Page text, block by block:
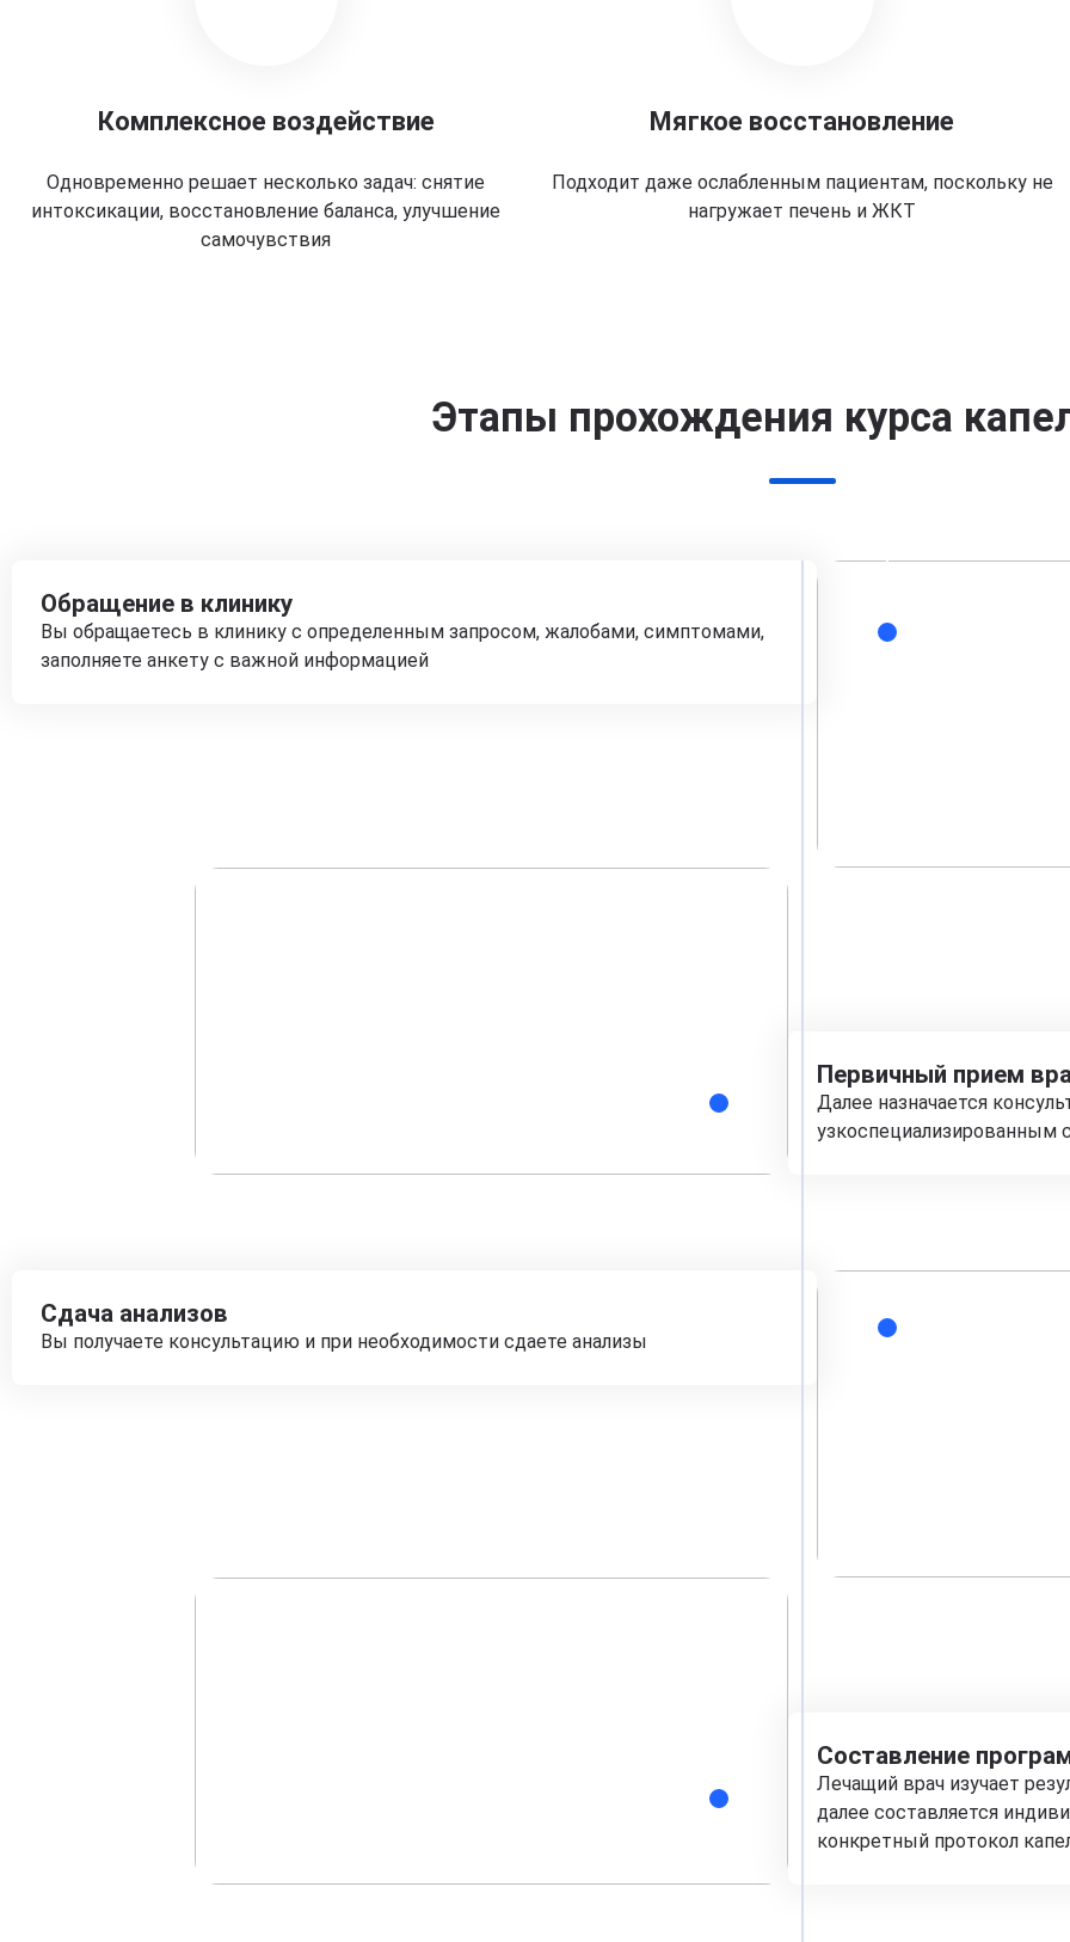
Комплексное воздействие
Одновременно решает несколько задач: снятие
интоксикации, восстановление баланса, улучшение
самочувствия
Мягкое восстановление
Подходит даже ослабленным пациентам, поскольку не
нагружает печень и ЖКТ
Этапы прохождения курса
Обращение в клинику
Вы обращаетесь в клинику с определенным запросом, жалобами, симптомами,
заполняете анкету с важной информацией
Первичный прием
Далее назначается
узкоспециализированным
Сдача анализов
Вы получаете консультацию и при необходимости сдаете анализы
Составление
Лечащий врач изучает
далее составляется
конкретный протокол